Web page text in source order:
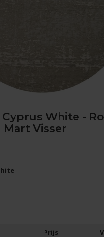
Cyprus White -
Visser
Prijs